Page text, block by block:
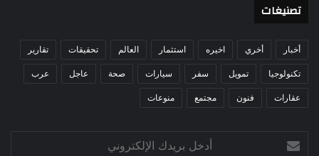
تصنيغات
أخبار أخري اخيره استثمار العالم تحقيقات تقارير
تكنولوجيا تمويل سفر سيارات صحة عاجل عرب
عقارات فنون مجتمع منوعات
بريدك